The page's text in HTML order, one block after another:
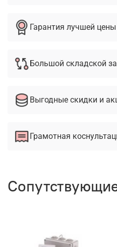
Гарантия лучшей цены
Большой складской
Выгодные скидки и
Грамотная